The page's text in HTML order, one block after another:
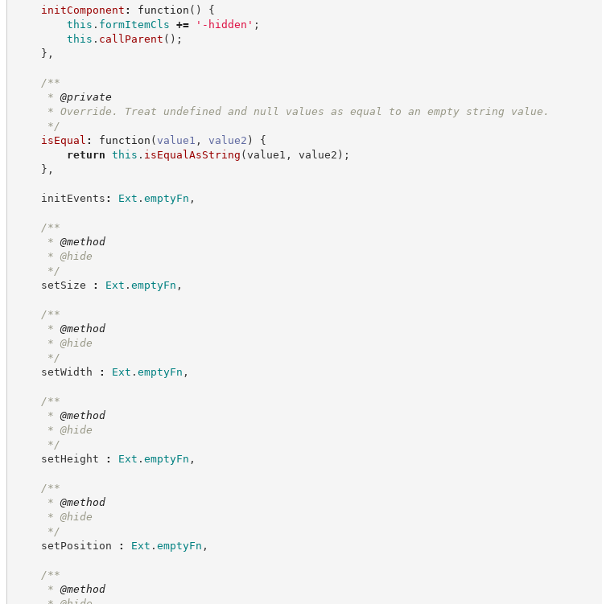
initComponent : function ( )
{
this . formItemCls += ' -hidden ' ;
this . callParent ( ) ;
} ,
/**
* @private
* Override. Treat undefined and null values as equal to an empty string value.
*/
isEqual : function (value1 , value2 )
{
return this . isEqualAsString (value1 , value2 ) ;
} ,
initEvents : Ext . emptyFn ,
/**
* @method
* @hide
*/
setSize
: Ext . emptyFn ,
/**
* @method
* @hide
*/
setWidth
: Ext . emptyFn ,
/**
* @method
* @hide
*/
setHeight
: Ext . emptyFn ,
/**
* @method
* @hide
*/
setPosition
: Ext . emptyFn ,
/**
* @method